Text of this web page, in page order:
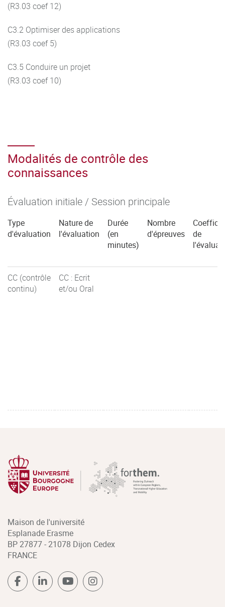
(R3.03 coef 12)
C3.2 Optimiser des applications
(R3.03 coef 5)
C3.5 Conduire un projet
(R3.03 coef 10)
Modalités de contrôle des
connaissances
Évaluation initiale / Session principale
Type
d'évaluation
Nature de
l'évaluation
Durée
(en
minutes)
Nombre
d'épreuves
de
CC (contrôle
continu)
CC : Ecrit
et/ou Oral
Maison de l'université
Esplanade Erasme
BP 27877 - 21078 Dijon Cedex
FRANCE